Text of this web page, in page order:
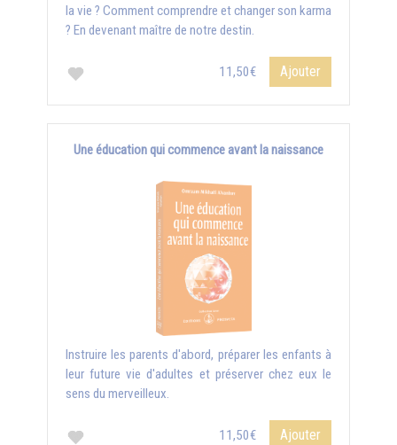
la vie ? Comment comprendre et changer son karma
? En devenant maître de notre destin.
11,50€ Ajouter
Une éducation qui commence avant la naissance
Instruire les parents d'abord, préparer les enfants à
leur future vie d'adultes et préserver chez eux le
sens du merveilleux.
11,50€ Ajouter